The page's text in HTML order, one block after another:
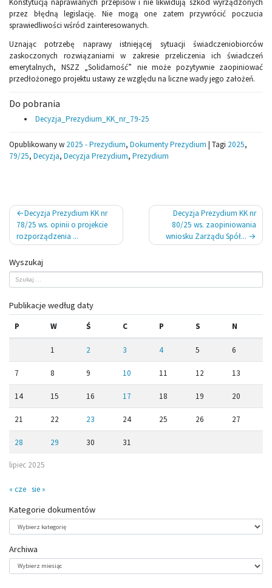
Konstytucją naprawianych przepisów i nie likwidują szkód wyrządzonych
przez błędną legislację. Nie mogą one zatem przywrócić poczucia
sprawiedliwości wśród zainteresowanych.
Uznając potrzebę naprawy istniejącej sytuacji świadczeniobiorców
zaskoczonych rozwiązaniami w zakresie przeliczenia ich świadczeń
emerytalnych, NSZZ „Solidarność” nie może pozytywnie zaopiniować
przedłożonego projektu ustawy ze względu na liczne wady jego założeń.
Do pobrania
Decyzja_Prezydium_KK_nr_79-25
Opublikowany w 2025 - Prezydium, Dokumenty Prezydium | Tagi 2025,
79/25, Decyzja, Decyzja Prezydium, Prezydium
Nawigacja
wpisu
Decyzja Prezydium KK nr
78/25 ws. opinii o projekcie
rozporządzenia ...
Decyzja Prezydium KK nr
80/25 ws. zaopiniowania
wniosku Zarządu Spół...
Wyszukaj
Publikacje według daty
lipiec 2025
P W Ś C P S N
1 2 3 4 5 6
7 8 9 10 11 12 13
14 15 16 17 18 19 20
21 22 23 24 25 26 27
28 29 30 31
« cze sie »
Kategorie dokumentów
dokumentów
Archiwa
Archiwa